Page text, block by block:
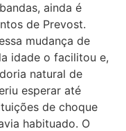
ainda é
de Prevost.
mudança de
idade o facilitou e,
natural de
esperar até
de choque
habituado. O